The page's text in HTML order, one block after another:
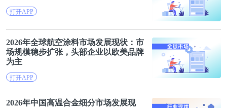
同样是赞扬，有备而来的罗胖就能一句话说到对方心
里去。
每个人都需要别人的认可，强者比弱者更在意能不能
被正确的认可，或者说“被看懂”。
打开APP
2026年全球航空涂料市场发展现状 ： 市
场规模稳步扩张，头部企业以欧美品牌
为主
打开APP
2026年中国高温合金细分市场发展现